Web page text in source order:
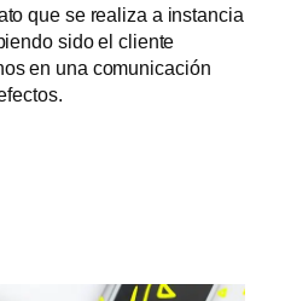
que se realiza a instancia
sido el cliente
en una comunicación